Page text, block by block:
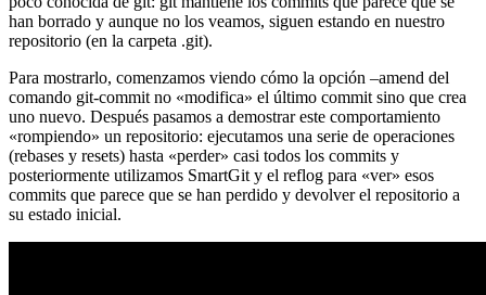
han borrado y aunque no los veamos, siguen estando en nuestro
repositorio (en la carpeta .git).
Para mostrarlo, comenzamos viendo cómo la opción –amend del
comando git-commit no «modifica» el último commit sino que crea
uno nuevo. Después pasamos a demostrar este comportamiento
«rompiendo» un repositorio: ejecutamos una serie de operaciones
(rebases y resets) hasta «perder» casi todos los commits y
posteriormente utilizamos SmartGit y el reflog para «ver» esos
commits que parece que se han perdido y devolver el repositorio a
su estado inicial.